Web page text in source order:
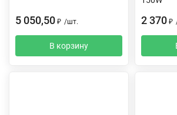
5 050,50 ₽ /шт.
В корзину
2 370 ₽